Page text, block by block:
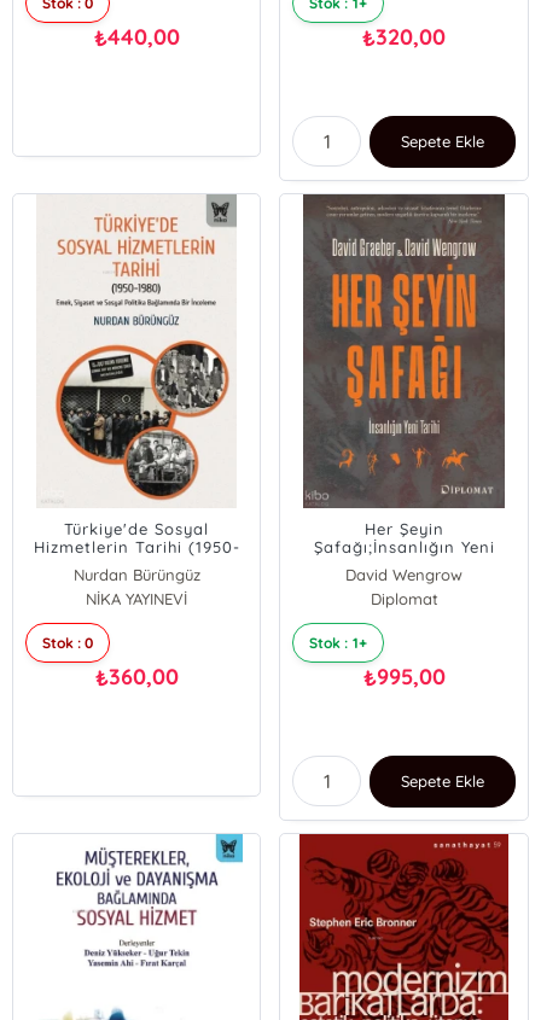
₺440,00 ₺320,00
Sepete Ekle
Türkiye'de Sosyal
Hizmetlerin Tarihi (1950-
Nurdan Bürüngüz
NİKA YAYINEVİ
Stok : 0
₺360,00
Her Şeyin
Şafağı;İnsanlığın Yeni
Tarihi
David Wengrow
DAVİD GRAEBER
Diplomat
Stok : 1+
₺995,00
Sepete Ekle